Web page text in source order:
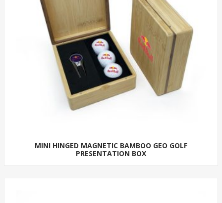
MINI HINGED MAGNETIC BAMBOO GEO GOLF
PRESENTATION BOX